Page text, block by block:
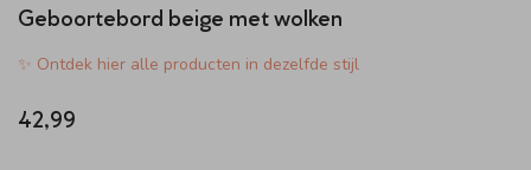
Geboortebord beige met wolken
✨ Ontdek hier alle producten in dezelfde stijl
42,99